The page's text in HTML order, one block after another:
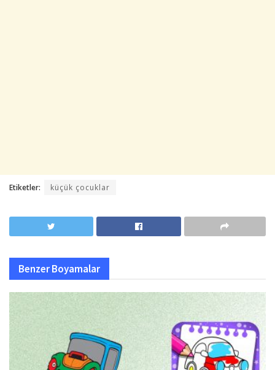
Etiketler: küçük çocuklar
BenzerBoyamalar